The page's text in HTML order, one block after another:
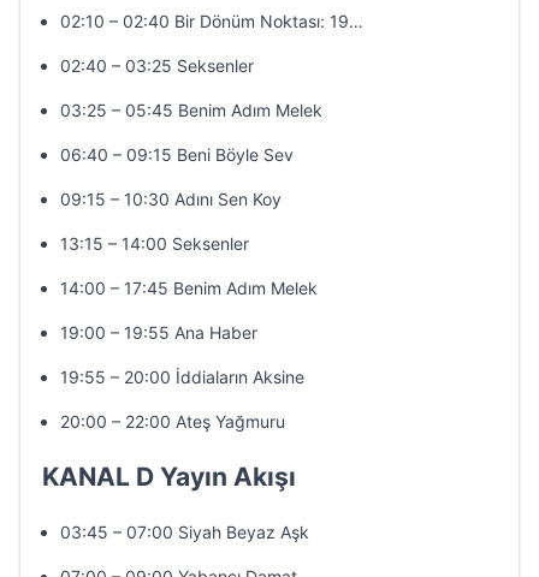
02:10 – 02:40 Bir Dönüm Noktası: 19…
02:40 – 03:25 Seksenler
03:25 – 05:45 Benim Adım Melek
06:40 – 09:15 Beni Böyle Sev
09:15 – 10:30 Adını Sen Koy
13:15 – 14:00 Seksenler
14:00 – 17:45 Benim Adım Melek
19:00 – 19:55 Ana Haber
19:55 – 20:00 İddiaların Aksine
20:00 – 22:00 Ateş Yağmuru
KANAL D Yayın Akışı
03:45 – 07:00 Siyah Beyaz Aşk